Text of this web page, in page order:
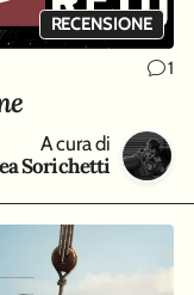
RECENSIONE
1
A cura di
Sorichetti